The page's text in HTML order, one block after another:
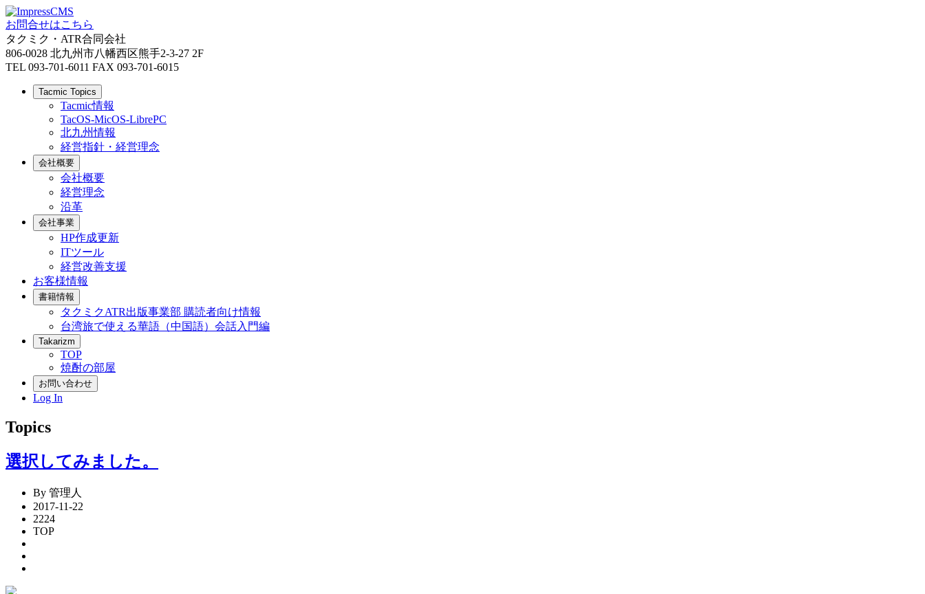
お問合せはこちら
タクミク・ATR合同会社
806-0028 北九州市八幡西区熊手2-3-27 2F
TEL 093-701-6011 FAX 093-701-6015
Tacmic Topics
Tacmic情報
TacOS-MicOS-LibrePC
北九州情報
経営指針・経営理念
会社概要
会社概要
経営理念
沿革
会社事業
HP作成更新
ITツール
経営改善支援
お客様情報
書籍情報
タクミクATR出版事業部 購読者向け情報
台湾旅で使える華語（中国語）会話入門編
Takarizm
TOP
焼酎の部屋
お問い合わせ
Log In
Topics
選択してみました。
By 管理人
2017-11-22
2224
TOP